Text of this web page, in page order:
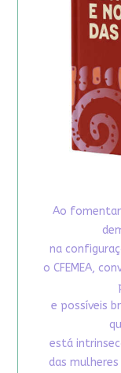
Ao
na
o CFEMEA,
e possíveis
está
das